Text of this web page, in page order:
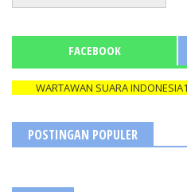
FACEBOOK
WARTAWAN SUARA INDONESIA1
POSTINGAN POPULER